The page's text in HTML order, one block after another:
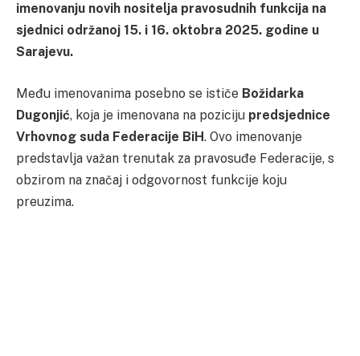
imenovanju novih nositelja pravosudnih funkcija na
sjednici održanoj 15. i 16. oktobra 2025. godine u
Sarajevu.
Među imenovanima posebno se ističe Božidarka
Dugonjić, koja je imenovana na poziciju predsjednice
Vrhovnog suda Federacije BiH. Ovo imenovanje
predstavlja važan trenutak za pravosuđe Federacije, s
obzirom na značaj i odgovornost funkcije koju
preuzima.